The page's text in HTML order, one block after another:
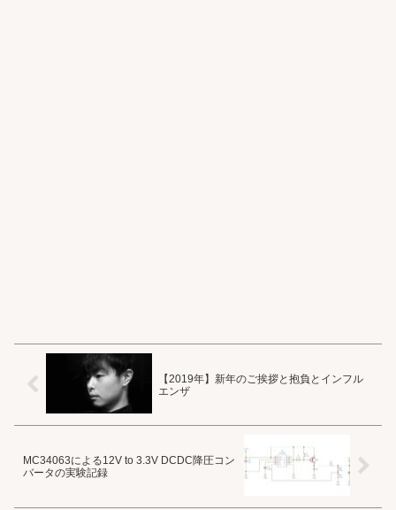
【2019年】新年のご挨拶と抱負とインフル
エンザ
MC34063による12V to 3.3V DCDC降圧コン
バータの実験記録